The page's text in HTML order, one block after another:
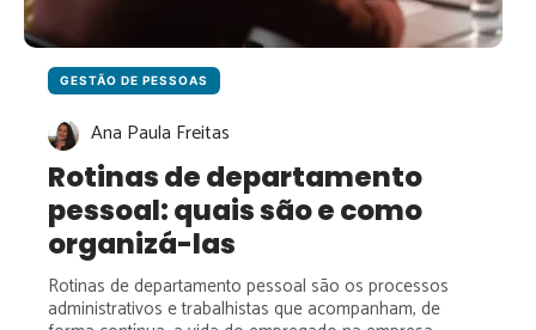
GESTÃO DE PESSOAS
Ana Paula Freitas
Rotinas de departamento
pessoal: quais são e como
organizá-las
Rotinas de departamento pessoal são os processos
administrativos e trabalhistas que acompanham, de